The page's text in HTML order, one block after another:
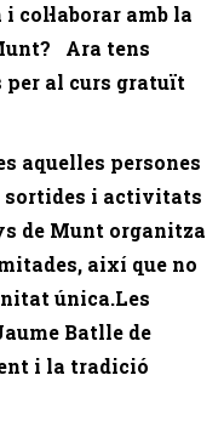
col·laborar amb la
Ara tens
al curs gratuït
aquelles persones
sortides i activitats
de Munt organitza
així que no
única.Les
Batlle de
i la tradició